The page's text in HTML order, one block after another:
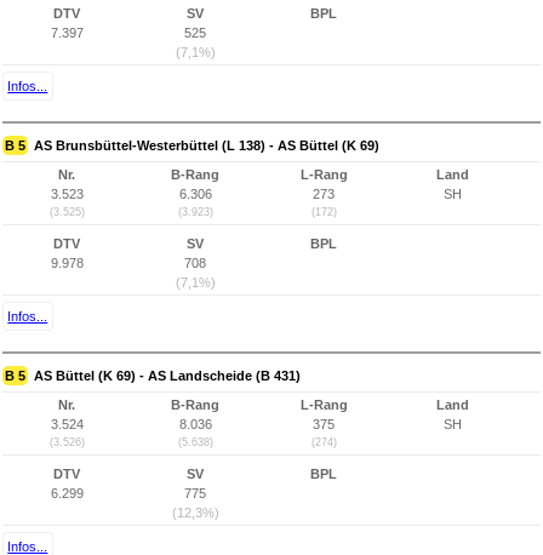
DTV
7.397
SV
525
(7,1%)
BPL
Infos...
B 5 AS Brunsbüttel-Westerbüttel (L 138) - AS Büttel (K 69)
Nr.
3.523
(3.525)
B-Rang
6.306
(3.923)
L-Rang
273
(172)
Land
SH
DTV
9.978
SV
708
(7,1%)
BPL
Infos...
B 5 AS Büttel (K 69) - AS Landscheide (B 431)
Nr.
3.524
(3.526)
B-Rang
8.036
(5.638)
L-Rang
375
(274)
Land
SH
DTV
6.299
SV
775
(12,3%)
BPL
Infos...